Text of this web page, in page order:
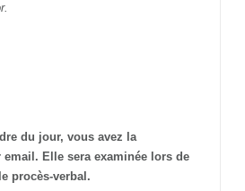
du jour, vous avez la
Elle sera examinée lors de
procès-verbal.